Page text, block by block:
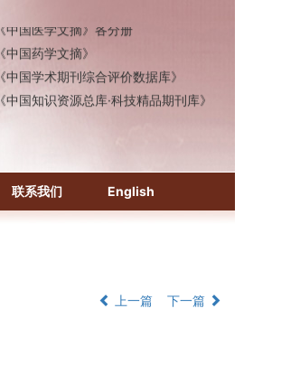
《中国药学文摘》
《中国学术期刊综合评价数据库》
《中国知识资源总库·科技精品期刊库》
联系我们 English
上一篇 下一篇